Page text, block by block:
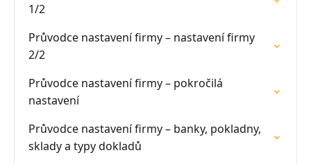
1/2
Průvodce nastavení firmy – nastavení firmy
2/2
Průvodce nastavení firmy – pokročilá
nastavení
Průvodce nastavení firmy – banky, pokladny,
sklady a typy dokladů